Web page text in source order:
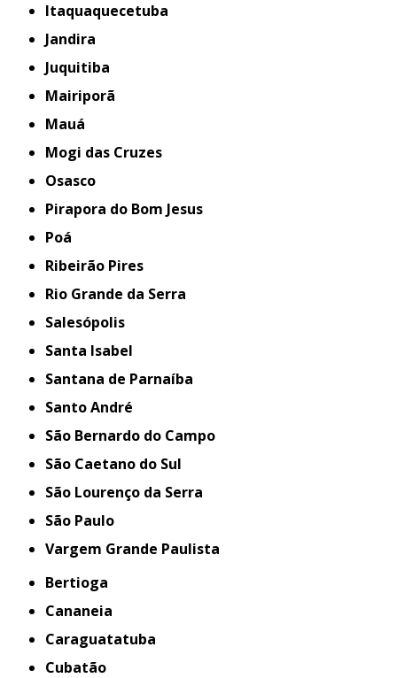
Itaquaquecetuba
Jandira
Juquitiba
Mairiporã
Mauá
Mogi das Cruzes
Osasco
Pirapora do Bom Jesus
Poá
Ribeirão Pires
Rio Grande da Serra
Salesópolis
Santa Isabel
Santana de Parnaíba
Santo André
São Bernardo do Campo
São Caetano do Sul
São Lourenço da Serra
São Paulo
Vargem Grande Paulista
Bertioga
Cananeia
Caraguatatuba
Cubatão